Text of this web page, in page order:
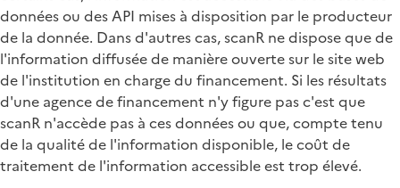
données ou des API mises à disposition par le producteur
de la donnée. Dans d'autres cas, scanR ne dispose que de
l'information diffusée de manière ouverte sur le site web
de l'institution en charge du financement. Si les résultats
d'une agence de financement n'y figure pas c'est que
scanR n'accède pas à ces données ou que, compte tenu
de la qualité de l'information disponible, le coût de
traitement de l'information accessible est trop élevé.